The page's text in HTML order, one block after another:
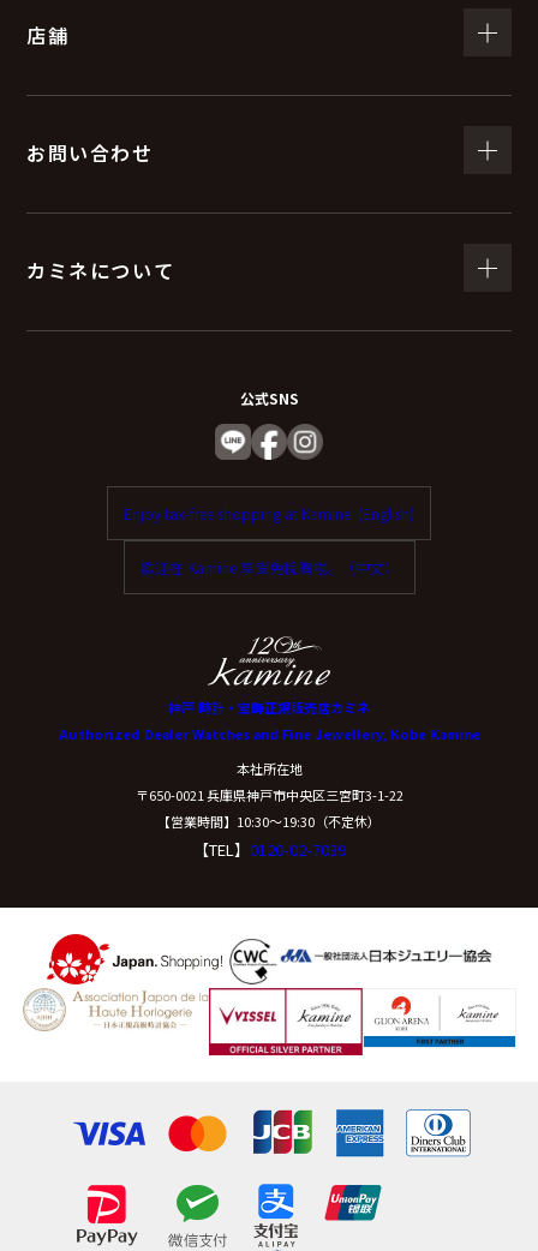
取得した個人情報の取扱いの全部又は一部を委託するこ
置にて個人情報の取扱いを行っている企業を選定し、委
果
個人情報を与えることは任意です。
は、お問い合わせ内容に回答できない可能性がありま
（７）保有個人データの開示等および問い合わ
せ窓口について
ご本人からの求めにより、当社が保有する保有個人デー
たは削除、利用停止、消去、第三者提供の停止および第
三者提供記録の開示（以下、開示等という）に応じま
開示等に応ずる窓口は、下記「当社の個人情報の取扱い
に関する苦情、相談等の問合せ先」を参照してくださ
（８）本人が容易に認識できない方法による個
クッキーやウェブビーコン等を用いるなどして、本人が
容易に認識できない方法による個人情報の取得は行って
おりません。
取得した個人情報については、漏洩、減失または毀損の
防止と是正、その他個人情報の安全管理のために必要か
つ適切な措置を講じます。
店舗
お問い合わせ
カミネについて
公式SNS
Enjoy tax-free shopping at Kamine. (English)
歡迎在 Kamine 享受免稅購物。（中文）
神戸 時計・宝飾正規販売店カミネ
Authorized Dealer Watches and Fine Jewellery, Kobe Kamine
本社所在地
〒650-0021 兵庫県神戸市中央区三宮町3-1-22
【営業時間】10:30〜19:30（不定休）
【TEL】 0120-02-7039